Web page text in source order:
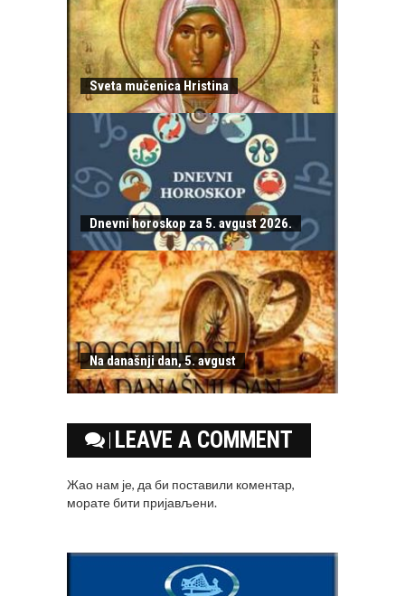
Sveta mučenica Hristina
Dnevni horoskop za 5. avgust 2026.
Na današnji dan, 5. avgust
LEAVE A COMMENT
Жао нам је, да би поставили коментар,
моратебити пријављени.